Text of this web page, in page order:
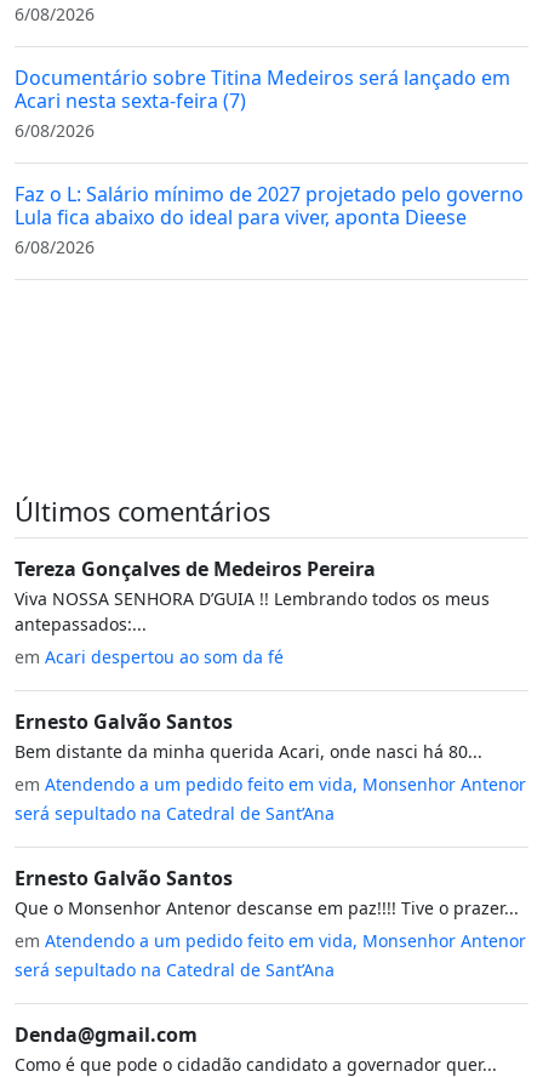
6/08/2026
Documentário sobre Titina Medeiros será lançado em
Acari nesta sexta-feira (7)
6/08/2026
Faz o L: Salário mínimo de 2027 projetado pelo governo
Lula fica abaixo do ideal para viver, aponta Dieese
6/08/2026
Últimos comentários
Tereza Gonçalves de Medeiros Pereira
Viva NOSSA SENHORA D’GUIA !! Lembrando todos os meus
antepassados:...
em Acari despertou ao som da fé
Ernesto Galvão Santos
Bem distante da minha querida Acari, onde nasci há 80...
em Atendendo a um pedido feito em vida, Monsenhor Antenor
será sepultado na Catedral de Sant’Ana
Ernesto Galvão Santos
Que o Monsenhor Antenor descanse em paz!!!! Tive o prazer...
em Atendendo a um pedido feito em vida, Monsenhor Antenor
será sepultado na Catedral de Sant’Ana
Denda@gmail.com
Como é que pode o cidadão candidato a governador quer...